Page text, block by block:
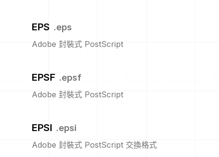
EPS .eps
Adobe 封裝式 PostScript
EPSF .epsf
Adobe 封裝式 PostScript
EPSI .epsi
Adobe 封裝式 PostScript 交換格式